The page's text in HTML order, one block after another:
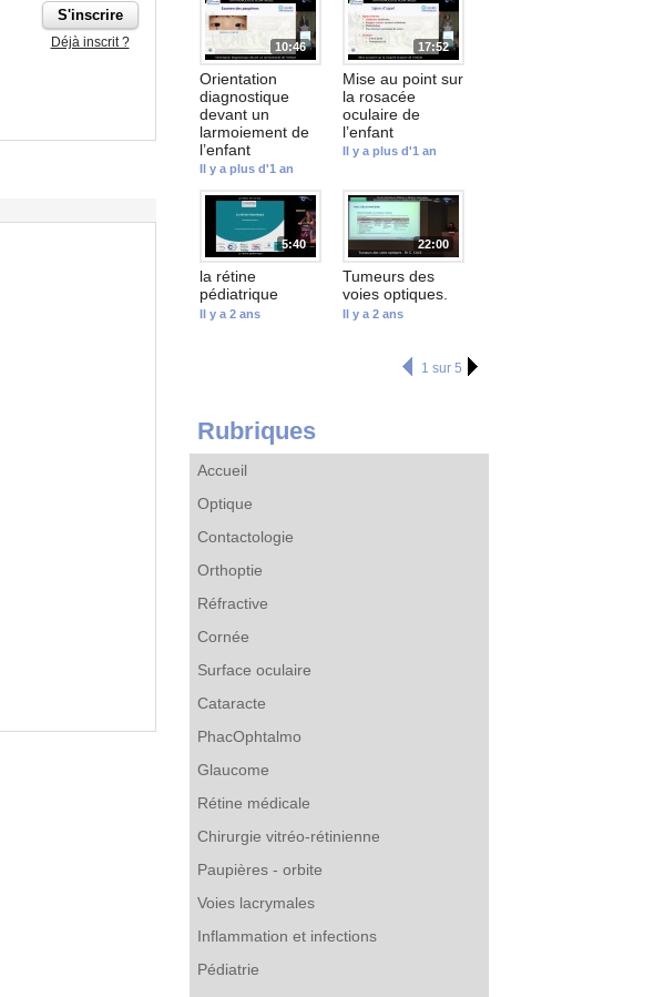
10:46
Orientation
diagnostique
devant un
larmoiement de
l’enfant
Il y a plus d'1 an
17:52
Mise au point sur
la rosacée
oculaire de
l’enfant
Il y a plus d'1 an
5:40
la rétine
pédiatrique
Il y a 2 ans
22:00
Tumeurs des
voies optiques.
Il y a 2 ans
1 sur 5
Rubriques
Accueil
Optique
Contactologie
Orthoptie
Réfractive
Cornée
Surface oculaire
Cataracte
PhacOphtalmo
Glaucome
Rétine médicale
Chirurgie vitréo-rétinienne
Paupières - orbite
Voies lacrymales
Inflammation et infections
Pédiatrie
Déjà inscrit ?